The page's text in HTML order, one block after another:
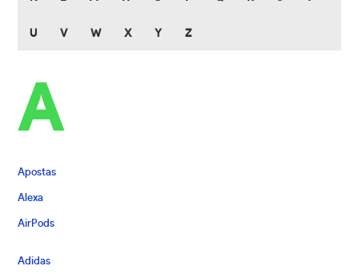
U V W X Y Z
A
Apostas
Alexa
AirPods
Adidas